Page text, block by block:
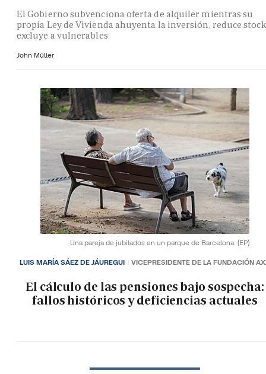
El Gobierno subvenciona oferta de alquiler mientras su
propia Ley de Vivienda ahuyenta la inversión, reduce
excluye a vulnerables
John Müller
Una pareja de jubilados en un parque de Barcelona. (EP)
El cálculo de las pensiones bajo sospecha:
fallos históricos y deficiencias actuales
LUIS MARÍA SÁEZ DE JÁUREGUI VICEPRESIDENTE DE LA FUNDACIÓN